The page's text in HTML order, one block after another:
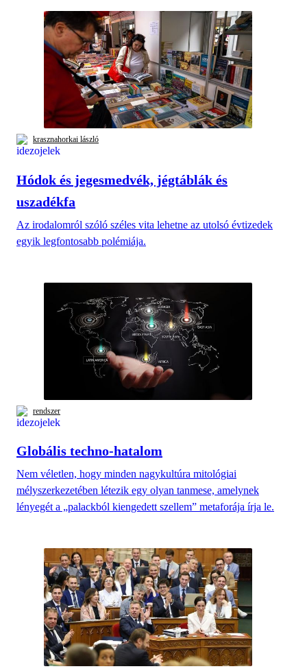
krasznahorkai lászló
Hódok és jegesmedvék, jégtáblák és
uszadékfa
Az irodalomról szóló széles vita lehetne az utolsó évtizedek
egyik legfontosabb polémiája.
rendszer
Globális techno-hatalom
Nem véletlen, hogy minden nagykultúra mitológiai
mélyszerkezetében létezik egy olyan tanmese, amelynek
lényegét a „palackból kiengedett szellem” metaforája írja le.